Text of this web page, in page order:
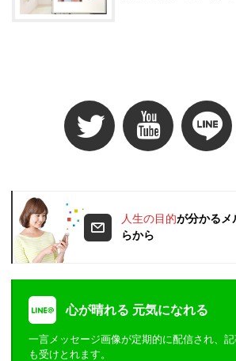
人生の目的が分かるメ
らから
心が晴れる 元気になれる
一言メッセージ画像が定期的に配信され、
も受けとれます。